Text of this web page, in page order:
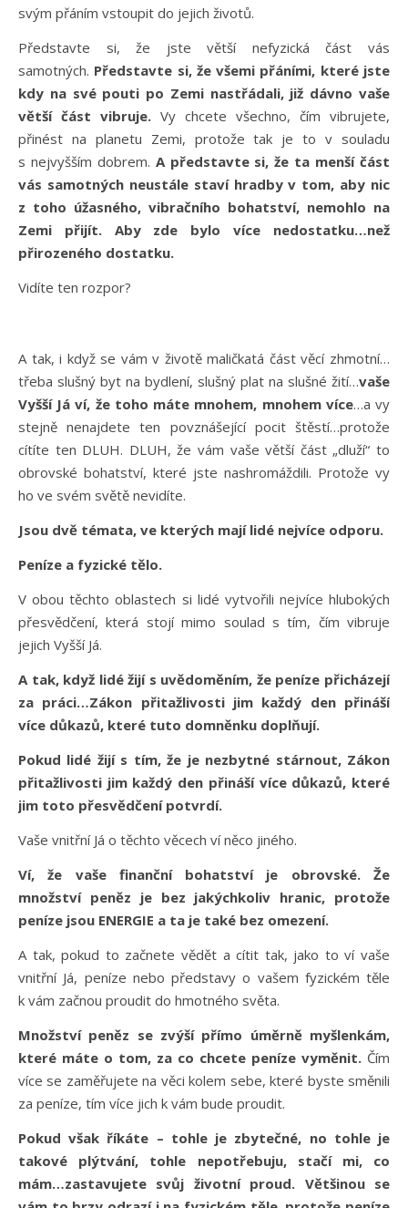
svým přáním vstoupit do jejich životů.
Představte si, že jste větší nefyzická část vás
samotných. Představte si, že všemi přáními, které jste
kdy na své pouti po Zemi nastřádali, již dávno vaše
větší část vibruje. Vy chcete všechno, čím vibrujete,
přinést na planetu Zemi, protože tak je to v souladu
s nejvyšším dobrem. A představte si, že ta menší část
vás samotných neustále staví hradby v tom, aby nic
z toho úžasného, vibračního bohatství, nemohlo na
Zemi přijít. Aby zde bylo více nedostatku…než
přirozeného dostatku.
Vidíte ten rozpor?
A tak, i když se vám v životě maličkatá část věcí zhmotní…
třeba slušný byt na bydlení, slušný plat na slušné žití…vaše
Vyšší Já ví, že toho máte mnohem, mnohem více…a vy
stejně nenajdete ten povznášející pocit štěstí…protože
cítíte ten DLUH. DLUH, že vám vaše větší část „dluží“ to
obrovské bohatství, které jste nashromáždili. Protože vy
ho ve svém světě nevidíte.
Jsou dvě témata, ve kterých mají lidé nejvíce odporu.
Peníze a fyzické tělo.
V obou těchto oblastech si lidé vytvořili nejvíce hlubokých
přesvědčení, která stojí mimo soulad s tím, čím vibruje
jejich Vyšší Já.
A tak, když lidé žijí s uvědoměním, že peníze přicházejí
za práci…Zákon přitažlivosti jim každý den přináší
více důkazů, které tuto domněnku doplňují.
Pokud lidé žijí s tím, že je nezbytné stárnout, Zákon
přitažlivosti jim každý den přináší více důkazů, které
jim toto přesvědčení potvrdí.
Vaše vnitřní Já o těchto věcech ví něco jiného.
Ví, že vaše finanční bohatství je obrovské. Že
množství peněz je bez jakýchkoliv hranic, protože
peníze jsou ENERGIE a ta je také bez omezení.
A tak, pokud to začnete vědět a cítit tak, jako to ví vaše
vnitřní Já, peníze nebo představy o vašem fyzickém těle
k vám začnou proudit do hmotného světa.
Množství peněz se zvýší přímo úměrně myšlenkám,
které máte o tom, za co chcete peníze vyměnit. Čím
více se zaměřujete na věci kolem sebe, které byste směnili
za peníze, tím více jich k vám bude proudit.
Pokud však říkáte – tohle je zbytečné, no tohle je
takové plýtvání, tohle nepotřebuju, stačí mi, co
mám…zastavujete svůj životní proud. Většinou se